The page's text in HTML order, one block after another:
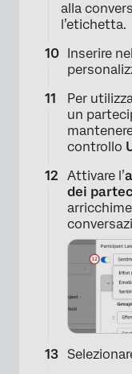
alla
l’etichetta.
Inserire
Per
un
controllo
Attivare l’
dei